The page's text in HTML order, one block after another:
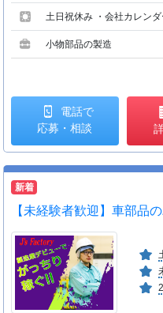
土日祝休み ・会社カレン
小物部品の製造
電話で
応募・相談
新着
【未経験者歓迎】車部品